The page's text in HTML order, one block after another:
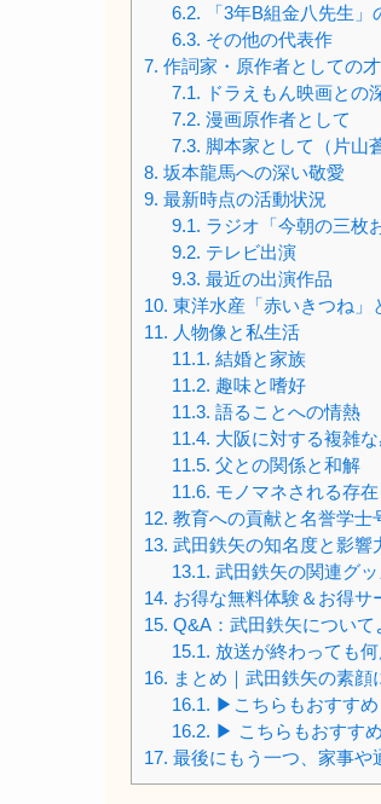
6.2. 「3年B組金八先生」
6.3. その他の代表作
7. 作詞家・原作者としての
7.1. ドラえもん映画との
7.2. 漫画原作者として
7.3. 脚本家として（片山
8. 坂本龍馬への深い敬愛
9. 最新時点の活動状況
9.1. ラジオ「今朝の三枚
9.2. テレビ出演
9.3. 最近の出演作品
10. 東洋水産「赤いきつね」
11. 人物像と私生活
11.1. 結婚と家族
11.2. 趣味と嗜好
11.3. 語ることへの情熱
11.4. 大阪に対する複雑
11.5. 父との関係と和解
11.6. モノマネされる存在
12. 教育への貢献と名誉学士
13. 武田鉄矢の知名度と影響
13.1. 武田鉄矢の関連グ
14. お得な無料体験＆お得サ
15. Q&A：武田鉄矢について
15.1. 放送が終わっても
16. まとめ｜武田鉄矢の素
16.1. ▶︎こちらもおすすめ
16.2. ▶ こちらもおすすめ
17. 最後にもう一つ、家事や